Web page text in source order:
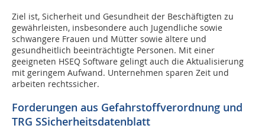
Ziel ist, Sicherheit und Gesundheit der Beschäftigten zu
gewährleisten, insbesondere auch Jugendliche sowie
schwangere Frauen und Mütter sowie ältere und
gesundheitlich beeinträchtigte Personen. Mit einer
geeigneten HSEQ Software gelingt auch die Aktualisierung
mit geringem Aufwand. Unternehmen sparen Zeit und
arbeiten rechtssicher.
Forderungen aus Gefahrstoffverordnung und
TRG SSicherheitsdatenblatt